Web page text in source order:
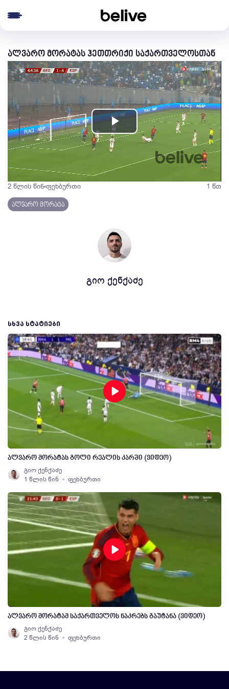
ალვარო მორატას ჰეთთრიქი საქართველოსთან
Play
Video
2 წლის წინ ფეხბურთი 1 წთ
ალვარო მორატა
გიო ქენქაძე
ᲡᲮᲕᲐ ᲡᲢᲐᲢᲘᲔᲑᲘ
ალვარო მორატას გოლი რეალის კარში (ვიდეო)
გიო ქენქაძე
1 წლის წინ
ფეხბურთი
ალვარო მორატამ საქართველოს ნაკრებს გაუტანა (ვიდეო)
გიო ქენქაძე
2 წლის წინ
ფეხბურთი